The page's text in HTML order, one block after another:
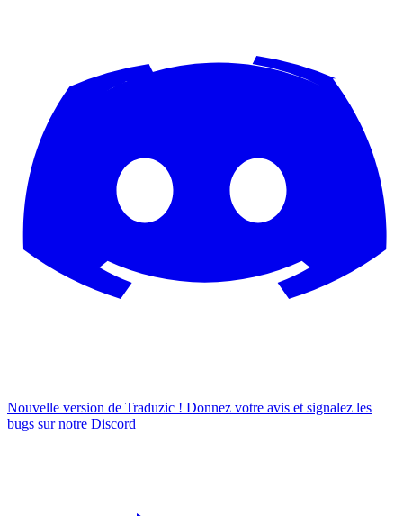
Nouvelle version de Traduzic ! Donnez votre avis et signalez les
bugs sur notre Discord